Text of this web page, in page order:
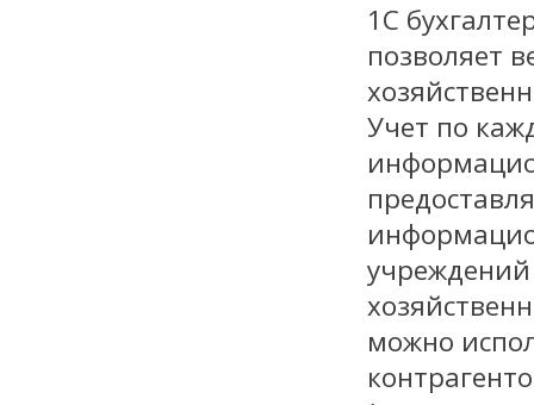
1С
позволяет
Учет по
можно